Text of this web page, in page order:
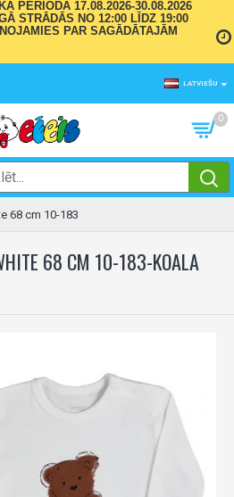
PERIODĀ 17.08.2026-30.08.2026
STRĀDĀS NO 12:00 LĪDZ 19:00
PAR SAGĀDĀTAJĀM
LATVIEŠU
0
68 cm 10-183
68 CM 10-183-KOALA